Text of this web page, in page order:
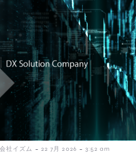
社イズム - 22 7月 2026 - 3:52 am